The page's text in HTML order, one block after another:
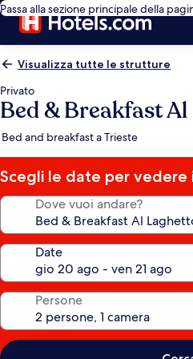
Passa alla sezione principale della
Visualizza tutte le strutture
Privato
Bed & Breakfast
Bed and breakfast a Trieste
Scegli le date per vedere
Dove vuoi andare?
Date
Persone